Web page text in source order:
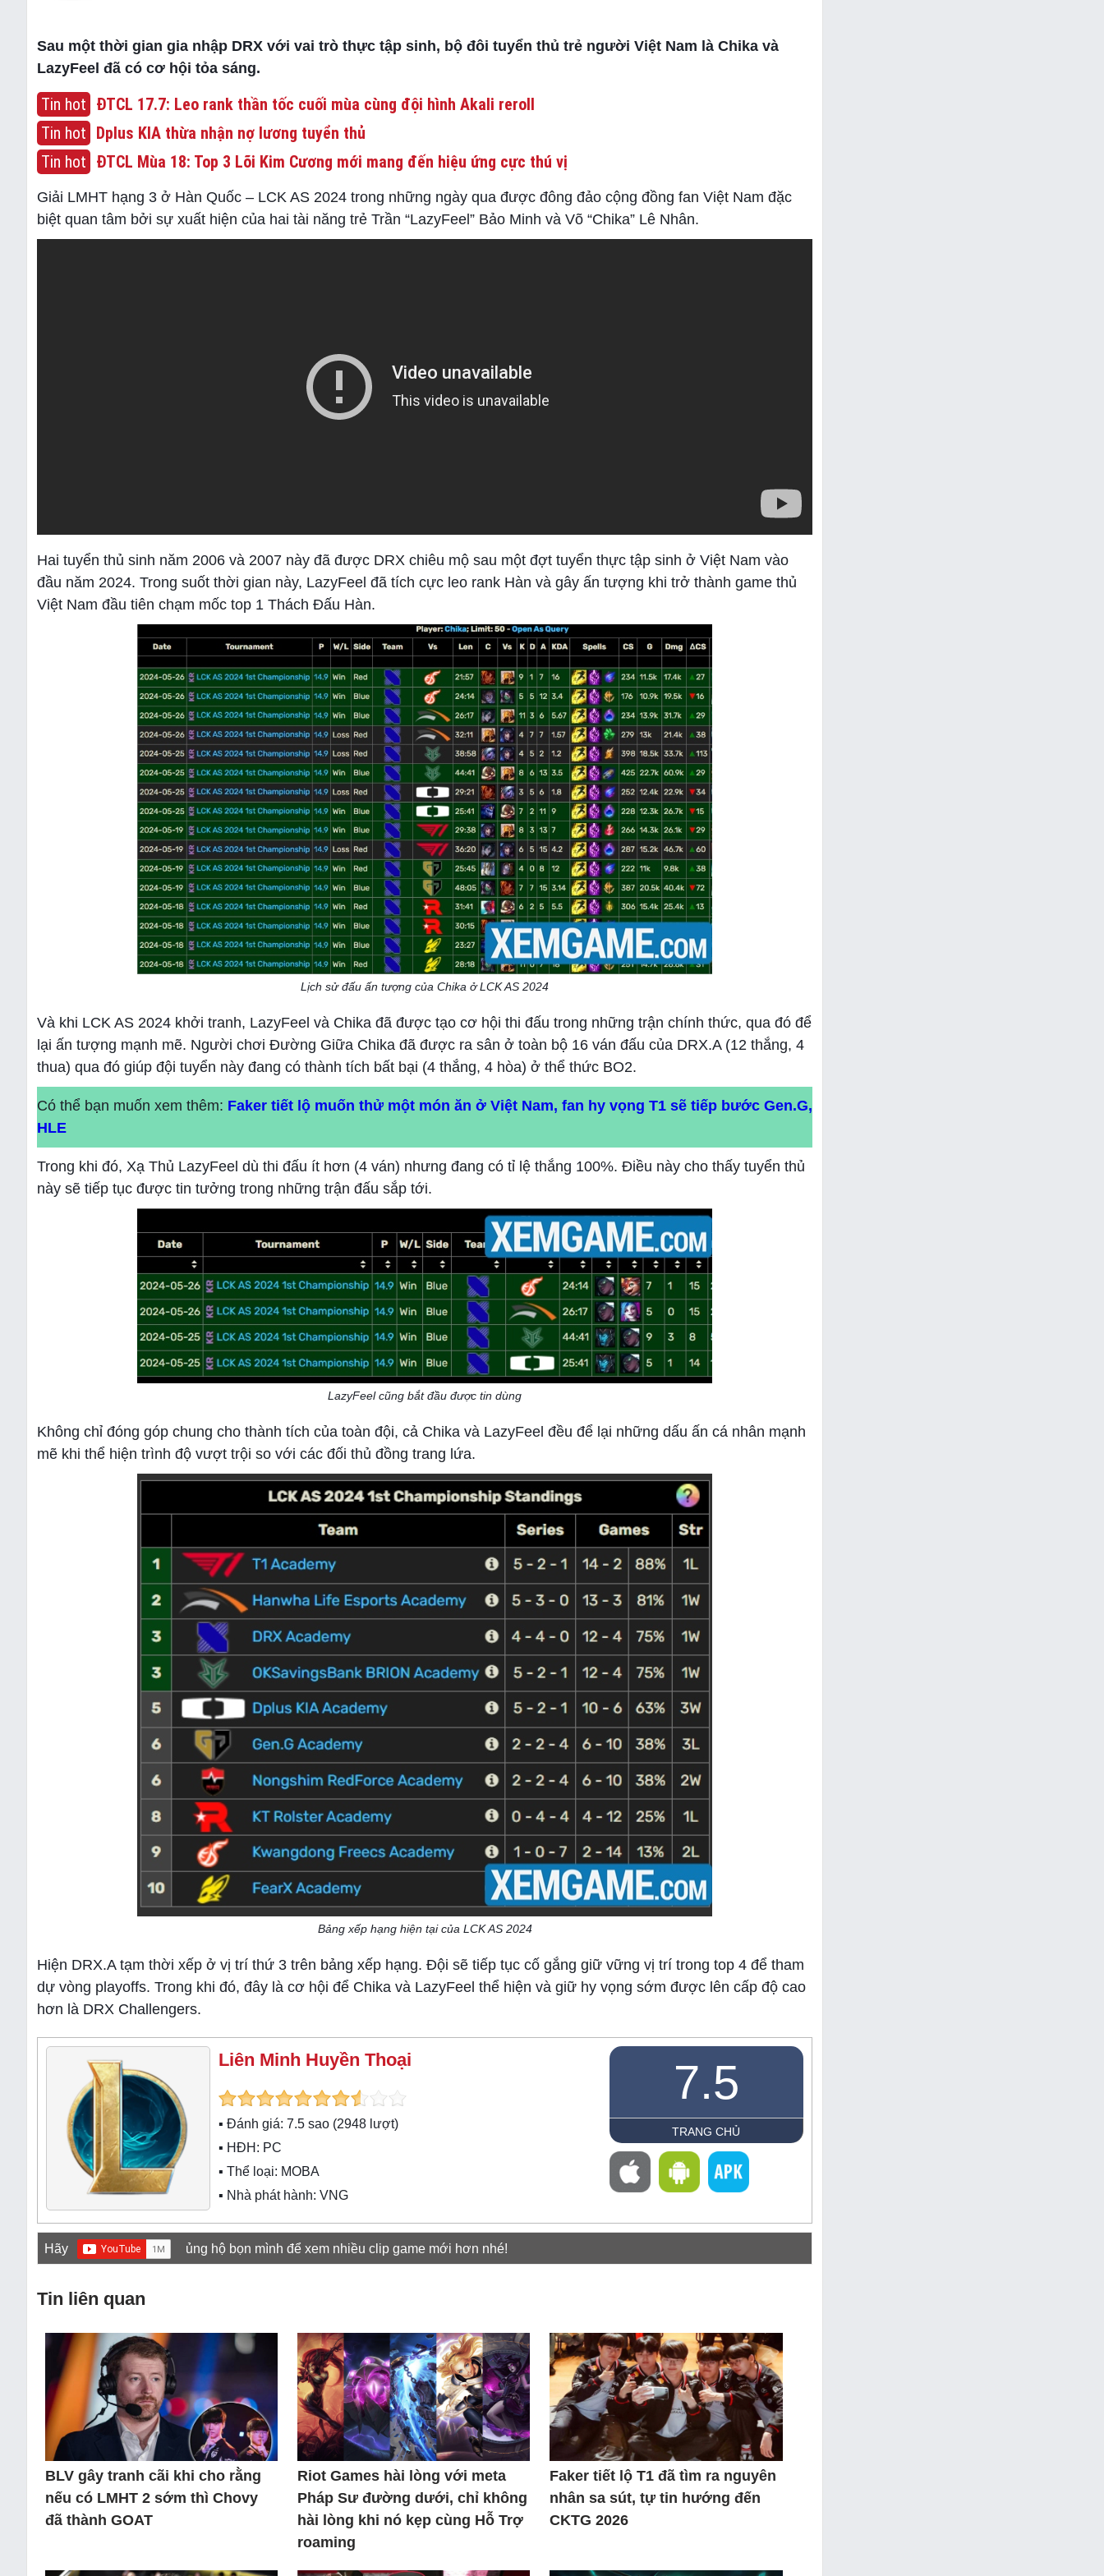
Sau một thời gian gia nhập DRX với vai trò thực tập sinh, bộ đôi tuyển thủ trẻ người Việt Nam là Chika và
LazyFeel đã có cơ hội tỏa sáng.
Tin hot ĐTCL 17.7: Leo rank thần tốc cuối mùa cùng đội hình Akali reroll
Tin hot Dplus KIA thừa nhận nợ lương tuyển thủ
Tin hot ĐTCL Mùa 18: Top 3 Lõi Kim Cương mới mang đến hiệu ứng cực thú vị
Giải LMHT hạng 3 ở Hàn Quốc – LCK AS 2024 trong những ngày qua được đông đảo cộng đồng fan Việt Nam đặc
biệt quan tâm bởi sự xuất hiện của hai tài năng trẻ Trần “LazyFeel” Bảo Minh và Võ “Chika” Lê Nhân.
Hai tuyển thủ sinh năm 2006 và 2007 này đã được DRX chiêu mộ sau một đợt tuyển thực tập sinh ở Việt Nam vào
đầu năm 2024. Trong suốt thời gian này, LazyFeel đã tích cực leo rank Hàn và gây ấn tượng khi trở thành game thủ
Việt Nam đầu tiên chạm mốc top 1 Thách Đấu Hàn.
Lịch sử đấu ấn tượng của Chika ở LCK AS 2024
Và khi LCK AS 2024 khởi tranh, LazyFeel và Chika đã được tạo cơ hội thi đấu trong những trận chính thức, qua đó để
lại ấn tượng mạnh mẽ. Người chơi Đường Giữa Chika đã được ra sân ở toàn bộ 16 ván đấu của DRX.A (12 thắng, 4
thua) qua đó giúp đội tuyển này đang có thành tích bất bại (4 thắng, 4 hòa) ở thể thức BO2.
Có thể bạn muốn xem thêm: Faker tiết lộ muốn thử một món ăn ở Việt Nam, fan hy vọng T1 sẽ tiếp bước Gen.G,
HLE
Trong khi đó, Xạ Thủ LazyFeel dù thi đấu ít hơn (4 ván) nhưng đang có tỉ lệ thắng 100%. Điều này cho thấy tuyển thủ
này sẽ tiếp tục được tin tưởng trong những trận đấu sắp tới.
LazyFeel cũng bắt đầu được tin dùng
Không chỉ đóng góp chung cho thành tích của toàn đội, cả Chika và LazyFeel đều để lại những dấu ấn cá nhân mạnh
mẽ khi thể hiện trình độ vượt trội so với các đối thủ đồng trang lứa.
Bảng xếp hạng hiện tại của LCK AS 2024
Hiện DRX.A tạm thời xếp ở vị trí thứ 3 trên bảng xếp hạng. Đội sẽ tiếp tục cố gắng giữ vững vị trí trong top 4 để tham
dự vòng playoffs. Trong khi đó, đây là cơ hội để Chika và LazyFeel thể hiện và giữ hy vọng sớm được lên cấp độ cao
hơn là DRX Challengers.
Liên Minh Huyền Thoại
▪ Đánh giá: 7.5 sao (2948 lượt)
▪ HĐH: PC
▪ Thể loại: MOBA
▪ Nhà phát hành: VNG
7.5
TRANG CHỦ
Hãy ủng hộ bọn mình để xem nhiều clip game mới hơn nhé!
Tin liên quan
BLV gây tranh cãi khi cho rằng
nếu có LMHT 2 sớm thì Chovy
đã thành GOAT
Riot Games hài lòng với meta
Pháp Sư đường dưới, chỉ không
hài lòng khi nó kẹp cùng Hỗ Trợ
roaming
Faker tiết lộ T1 đã tìm ra nguyên
nhân sa sút, tự tin hướng đến
CKTG 2026